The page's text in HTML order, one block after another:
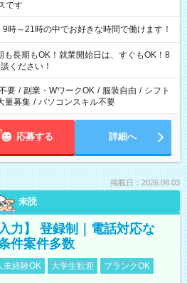
です
時～21時の中でお好きな時間で働けます！
も長期もOK！就業開始日は、すぐもOK！8
ください！
要 / 副業・WワークOK / 服装自由 / シフト
量募集 / パソコンスキル不要
応募する 詳細へ
掲載日：2026.08.03
未読
力】 登録制｜電話対応な
件案件多数
未経験OK 大学生歓迎
ブランクOK